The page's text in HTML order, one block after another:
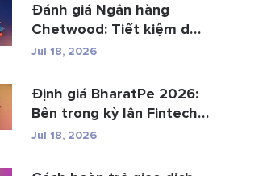
Đánh giá Ngân hàng
Chetwood: Tiết kiệm dễ
dàng và gia...
Jul 18, 2026
Định giá BharatPe 2026:
Bên trong kỳ lân Fintech
trị gi�...
Jul 18, 2026